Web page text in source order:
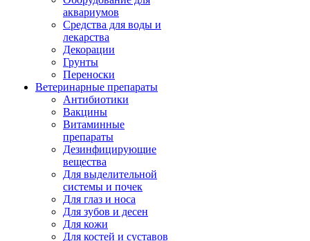
аквариумов
Средства для воды и
лекарства
Декорации
Грунты
Переноски
Ветеринарные препараты
Антибиотики
Вакцины
Витаминные
препараты
Дезинфицирующие
вещества
Для выделительной
системы и почек
Для глаз и носа
Для зубов и десен
Для кожи
Для костей и суставов